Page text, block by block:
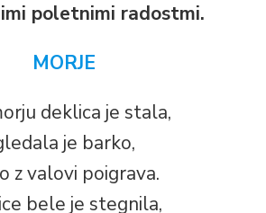
poletnimi radostmi.
MORJE
deklica je stala,
je barko,
z valovi poigrava.
bele je stegnila,